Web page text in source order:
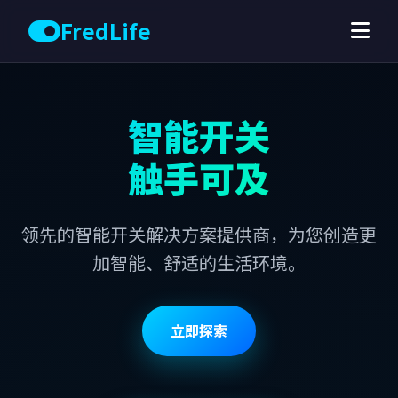
FredLife
智能开关
触手可及
领先的智能开关解决方案提供商，为您创造更
加智能、舒适的生活环境。
立即探索